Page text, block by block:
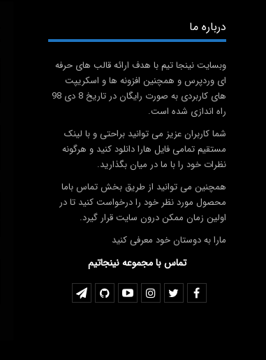
درباره ما
وبسایت نینجا تیم با هدف ارائه قالب های حرفه
ای وردپرس و همچنین افزونه ها و اسکریپت
های کاربردی به صورت رایگان در تاریخ 8 دی 98
راه اندازی شده است.
شما کاربران عزیز می توانید براحتی و با لینک
مستقیم تمامی فایل هارا دانلود کنید و هرگونه
نظرات خود را با ما در میان بگذارید.
همچنین می توانید از طریق بخش تماس باما
محصول مورد نظر خود را درخواست کنید تا در
اولین زمان ممکن درون سایت قرار گیرد.
مارا به دوستان خود معرفی کنید
تماس با مجموعه نینجاتیم